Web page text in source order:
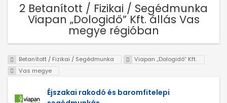
2 Betanított / Fizikai / Segédmunka
Viapan „Dologidő” Kft. állás Vas
megye régióban
Betanított / Fizikai / Segédmunka
Viapan „Dologidő” Kft.
Vas megye
Éjszakai rakodó és baromfitelepi